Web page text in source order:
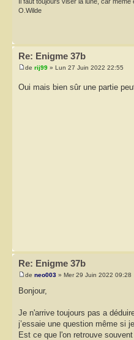
O.Wilde
Re: Enigme 37b
de rij99 » Lun 27 Juin 2022 22:55
Oui mais bien sûr une partie
Re: Enigme 37b
de neo003 » Mer 29 Juin 2022 09:28
Bonjour,
Je n'arrive toujours pas a
j’essaie une question même si
Est ce que l'on retrouve